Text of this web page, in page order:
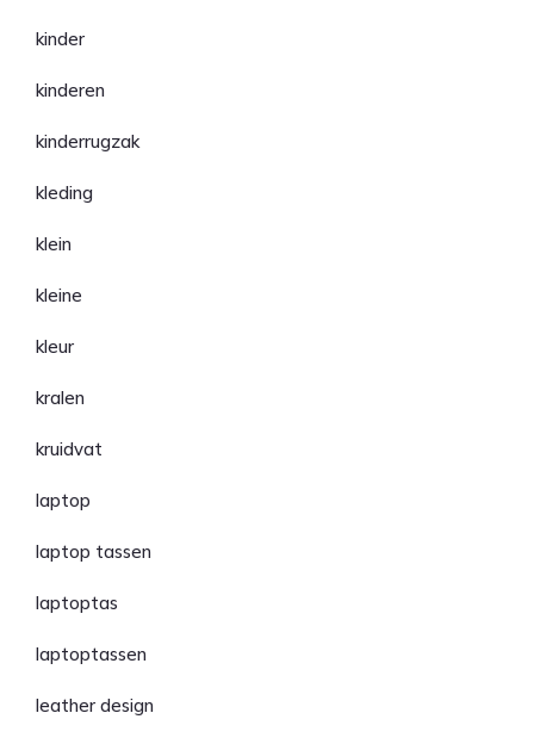
kinder
kinderen
kinderrugzak
kleding
klein
kleine
kleur
kralen
kruidvat
laptop
laptop tassen
laptoptas
laptoptassen
leather design